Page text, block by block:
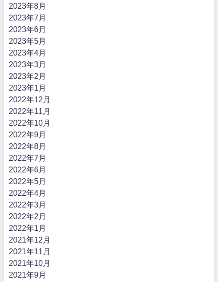
2023年8月
2023年7月
2023年6月
2023年5月
2023年4月
2023年3月
2023年2月
2023年1月
2022年12月
2022年11月
2022年10月
2022年9月
2022年8月
2022年7月
2022年6月
2022年5月
2022年4月
2022年3月
2022年2月
2022年1月
2021年12月
2021年11月
2021年10月
2021年9月